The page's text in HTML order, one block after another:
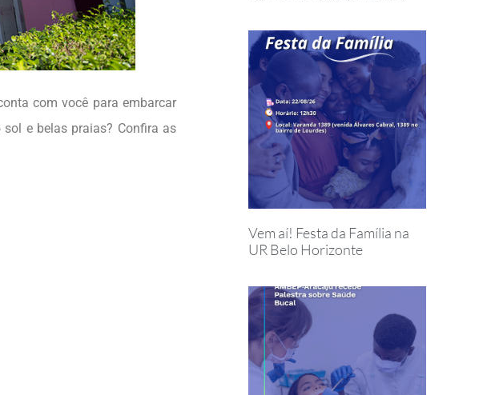
com você para embarcar
e belas praias? Confira as
Vem aí! Festa da Família na
UR Belo Horizonte